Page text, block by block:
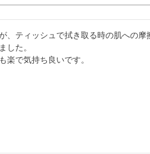
、ティッシュで拭き取る時の肌への摩
した。
楽で気持ち良いです。